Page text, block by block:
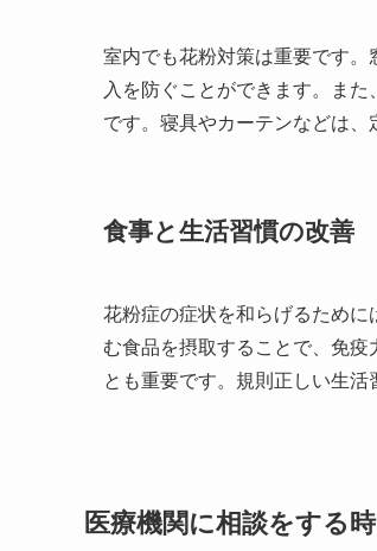
室内でも花粉対策は重要です
入を防ぐことができます。ま
です。寝具やカーテンなどは、
食事と生活習慣の改善
花粉症の症状を和らげるため
む食品を摂取することで、免
とも重要です。規則正しい生活
医療機関に相談をする時